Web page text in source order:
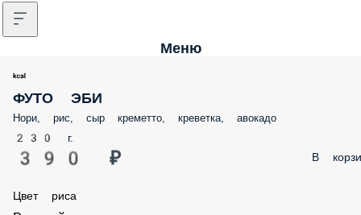
Меню
ФУТО ЭБИ
Нори, рис, сыр креметто, креветка, авокадо
230 г.
390 ₽ В
Цвет риса